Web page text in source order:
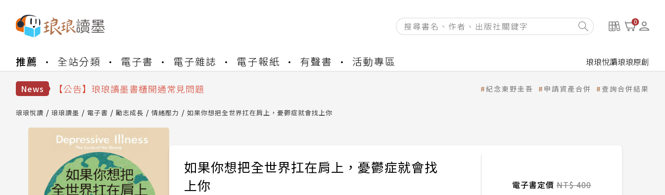
0
推薦 全站分類 電子書 電子雜誌 電子報紙 有聲書 活動專區 琅琅悅讀琅琅原創
News
【公告】因 Readmoo 讀墨系統維護中，本站同步暫停部分閱讀服務
【公告】琅琅讀墨書櫃開通常見問題
【公告】琅琅書店服務升級重要說明及資產合併結果查詢
【公告】因 Readmoo 讀墨系統維護中，本站同步暫停部分閱讀服務
紀念東野圭吾 申請資產合併 查詢合併結果
琅琅悅讀 琅琅讀墨 電子書 勵志成長 情緒壓力 如果你想把全世界扛在肩上，憂鬱症就會找上你
如果你想把全世界扛在肩上，憂鬱症就會找
上你
電子書定價NT$ 400